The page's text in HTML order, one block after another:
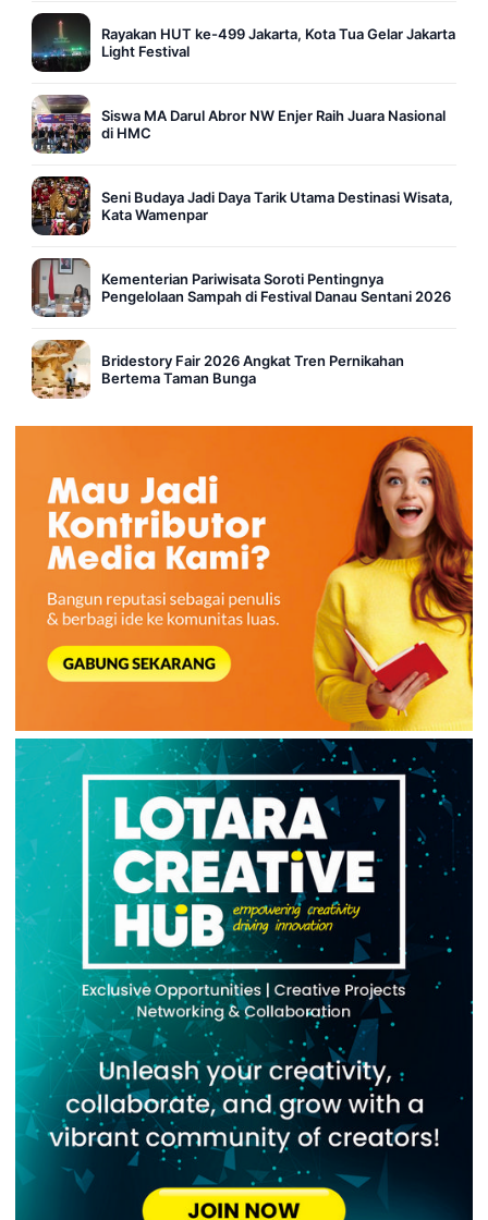
Rayakan HUT ke-499 Jakarta, Kota Tua Gelar Jakarta
Light Festival
Siswa MA Darul Abror NW Enjer Raih Juara Nasional
di HMC
Seni Budaya Jadi Daya Tarik Utama Destinasi Wisata,
Kata Wamenpar
Kementerian Pariwisata Soroti Pentingnya
Pengelolaan Sampah di Festival Danau Sentani 2026
Bridestory Fair 2026 Angkat Tren Pernikahan
Bertema Taman Bunga